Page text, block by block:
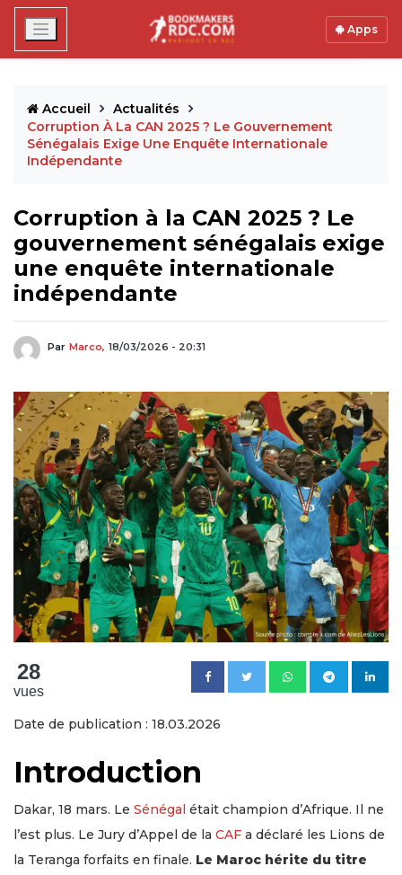
Apps
Accueil
Actualités
Corruption À La CAN 2025 ? Le Gouvernement
Sénégalais Exige Une Enquête Internationale
Indépendante
Corruption à la CAN 2025 ? Le
gouvernement sénégalais exige
une enquête internationale
indépendante
Par Marco, 18/03/2026 - 20:31
28
vues
Date de publication : 18.03.2026
Introduction
Dakar, 18 mars. Le Sénégal était champion d’Afrique. Il ne
l’est plus. Le Jury d’Appel de la CAF a déclaré les Lions de
la Teranga forfaits en finale. Le Maroc hérite du titre